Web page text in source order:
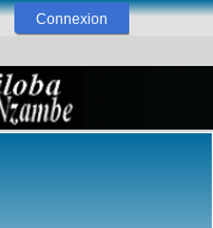
Connexion